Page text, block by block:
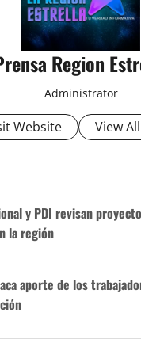
Region
Administrator
Website View
y PDI revisan
la región
aporte de los